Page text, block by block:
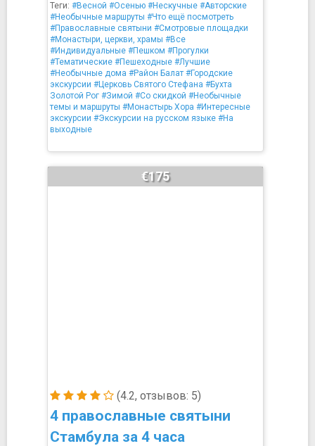
Теги: #Весной #Осенью #Нескучные #Авторские
#Необычные маршруты #Что ещё посмотреть
#Православные святыни #Смотровые площадки
#Монастыри, церкви, храмы #Все
#Индивидуальные #Пешком #Прогулки
#Тематические #Пешеходные #Лучшие
#Необычные дома #Район Балат #Городские
экскурсии #Церковь Святого Стефана #Бухта
Золотой Рог #Зимой #Со скидкой #Необычные
темы и маршруты #Монастырь Хора #Интересные
экскурсии #Экскурсии на русском языке #На
выходные
(4.2, отзывов: 5)
4 православные святыни
Стамбула за 4 часа
€175